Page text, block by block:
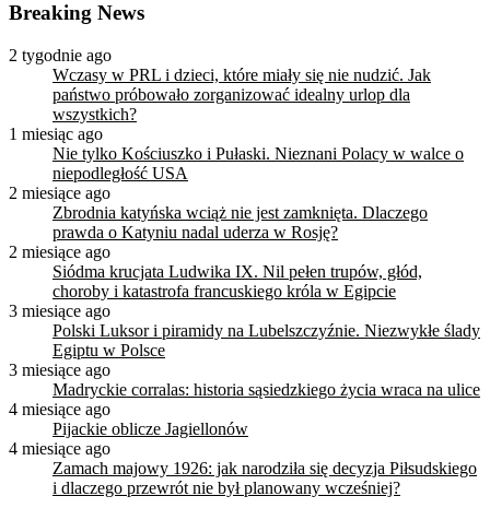
Breaking News
2 tygodnie ago
Wczasy w PRL i dzieci, które miały się nie nudzić. Jak
państwo próbowało zorganizować idealny urlop dla
wszystkich?
1 miesiąc ago
Nie tylko Kościuszko i Pułaski. Nieznani Polacy w walce o
niepodległość USA
2 miesiące ago
Zbrodnia katyńska wciąż nie jest zamknięta. Dlaczego
prawda o Katyniu nadal uderza w Rosję?
2 miesiące ago
Siódma krucjata Ludwika IX. Nil pełen trupów, głód,
choroby i katastrofa francuskiego króla w Egipcie
3 miesiące ago
Polski Luksor i piramidy na Lubelszczyźnie. Niezwykłe ślady
Egiptu w Polsce
3 miesiące ago
Madryckie corralas: historia sąsiedzkiego życia wraca na ulice
4 miesiące ago
Pijackie oblicze Jagiellonów
4 miesiące ago
Zamach majowy 1926: jak narodziła się decyzja Piłsudskiego
i dlaczego przewrót nie był planowany wcześniej?